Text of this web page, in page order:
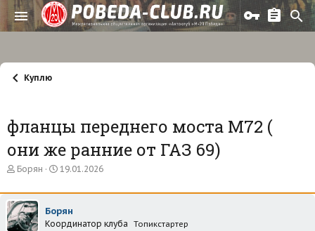
Куплю
фланцы переднего моста М72 (
они же ранние от ГАЗ 69)
А
т
о
р
т
Борян
Д
т
н
а
19.01.2026
Борян
Координатор клуба Топикстартер